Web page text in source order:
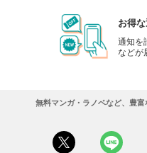
お得
通知を
などが
無料マンガ・ラノベなど、豊